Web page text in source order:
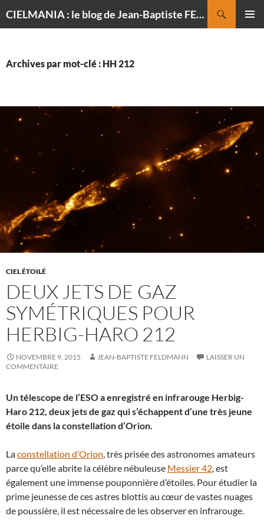
CIELMANIA : le blog de Jean-Baptiste FELDMANN, photographe du ciel
Archives par mot-clé : HH 212
CIEL ÉTOILÉ
DEUX JETS DE GAZ
SYMÉTRIQUES POUR
HERBIG-HARO 212
NOVEMBRE 9, 2015 JEAN-BAPTISTE FELDMANN
LAISSER UN
COMMENTAIRE
Un télescope de l’ESO a enregistré en infrarouge Herbig-
Haro 212, deux jets de gaz qui s’échappent d’une très jeune
étoile dans la constellation d’Orion.
Laconstellation d’Orion, très prisée des astronomes amateurs
parce qu’elle abrite la célèbre nébuleuse Messier 42, est
également une immense pouponnière d’étoiles. Pour étudier la
prime jeunesse de ces astres blottis au cœur de vastes nuages
de poussière, il est nécessaire de les observer en infrarouge.